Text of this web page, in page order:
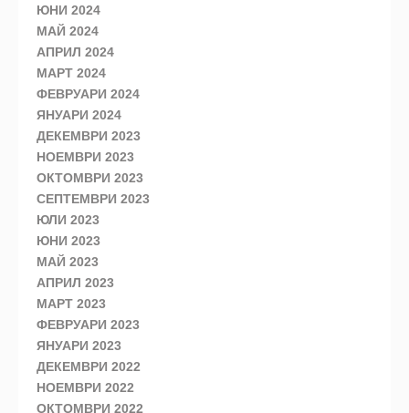
ЮНИ 2024
МАЙ 2024
АПРИЛ 2024
МАРТ 2024
ФЕВРУАРИ 2024
ЯНУАРИ 2024
ДЕКЕМВРИ 2023
НОЕМВРИ 2023
ОКТОМВРИ 2023
СЕПТЕМВРИ 2023
ЮЛИ 2023
ЮНИ 2023
МАЙ 2023
АПРИЛ 2023
МАРТ 2023
ФЕВРУАРИ 2023
ЯНУАРИ 2023
ДЕКЕМВРИ 2022
НОЕМВРИ 2022
ОКТОМВРИ 2022